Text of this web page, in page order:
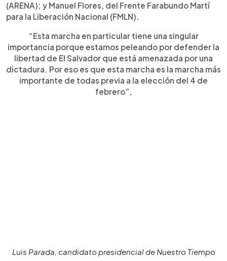
(ARENA); y Manuel Flores, del Frente Farabundo Martí
para la Liberación Nacional (FMLN).
“Esta marcha en particular tiene una singular
importancia porque estamos peleando por defender la
libertad de El Salvador que está amenazada por una
dictadura. Por eso es que esta marcha es la marcha más
importante de todas previa a la elección del 4 de
febrero”,
Luis Parada, candidato presidencial de Nuestro Tiempo